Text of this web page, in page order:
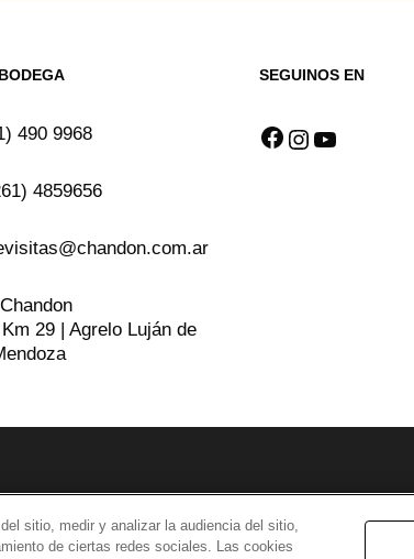
490 9968
4859656
29 | Agrelo Luján de
SEGUINOS EN
Facebook
Instagram
sitio, medir y analizar la audiencia del sitio,
de ciertas redes sociales. Las cookies